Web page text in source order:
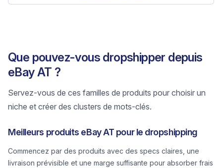
Que pouvez-vous dropshipper depuis
eBay AT ?
Servez-vous de ces familles de produits pour choisir un
niche et créer des clusters de mots-clés.
Meilleurs produits eBay AT pour le dropshipping
Commencez par des produits avec des specs claires, une
livraison prévisible et une marge suffisante pour absorber frais